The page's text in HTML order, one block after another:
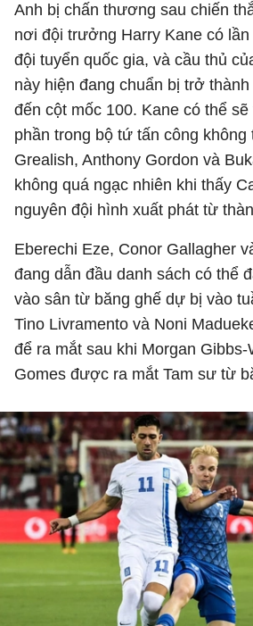
Anh bị chấn thương sau chiến
nơi đội trưởng Harry Kane có
đội tuyển quốc gia, và cầu thủ
này hiện đang chuẩn bị trở
đến cột mốc 100. Kane có thể
phần trong bộ tứ tấn công không
Grealish, Anthony Gordon và
không quá ngạc nhiên khi thấy
nguyên đội hình xuất phát từ
Eberechi Eze, Conor Gallagher
đang dẫn đầu danh sách có thể
vào sân từ băng ghế dự bị vào
Tino Livramento và Noni
để ra mắt sau khi Morgan Gibbs-
Gomes được ra mắt Tam sư từ